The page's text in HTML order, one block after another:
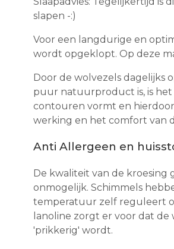
slapen -:)
Voor een langdurige en
wordt opgeklopt. Op deze
Door de wolvezels
puur natuurproduct is, is
contouren vormt en
werking en het comfort van
Anti Allergeen en
De kwaliteit van de kroesing
onmogelijk. Schimmels
temperatuur zelf reguleert
lanoline zorgt er voor dat
'prikkerig' wordt.